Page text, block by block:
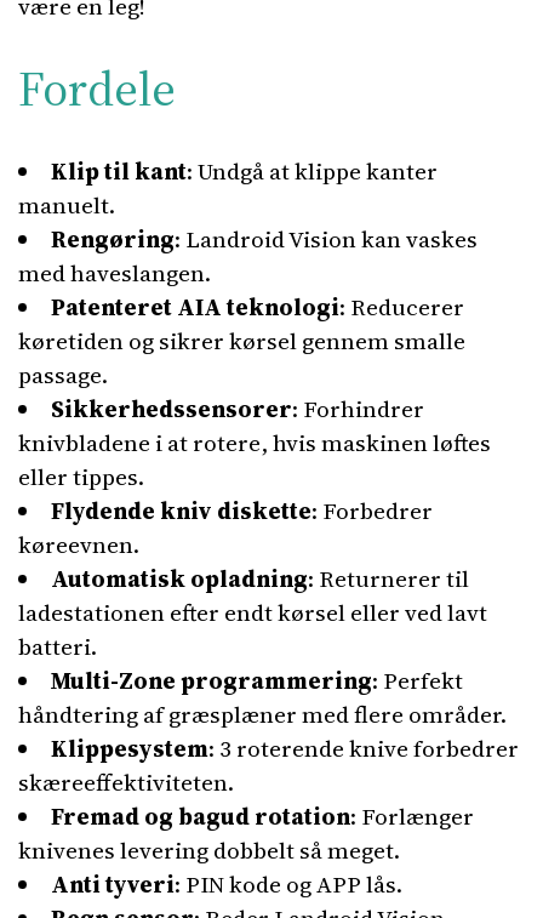
Fordele
Klip til kant: Undgå at klippe kanter
manuelt.
Rengøring: Landroid Vision kan vaskes
med haveslangen.
Patenteret AIA teknologi: Reducerer
køretiden og sikrer kørsel gennem smalle
passage.
Sikkerhedssensorer: Forhindrer
knivbladene i at rotere, hvis maskinen løftes
eller tippes.
Flydende kniv diskette: Forbedrer
køreevnen.
Automatisk opladning: Returnerer til
ladestationen efter endt kørsel eller ved lavt
batteri.
Multi-Zone programmering: Perfekt
håndtering af græsplæner med flere områder.
Klippesystem: 3 roterende knive forbedrer
skæreeffektiviteten.
Fremad og bagud rotation: Forlænger
knivenes levering dobbelt så meget.
Anti tyveri: PIN kode og APP lås.